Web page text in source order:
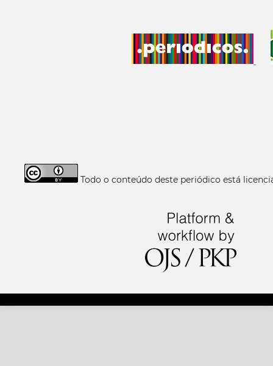
Todo o conteúdo deste periódico está